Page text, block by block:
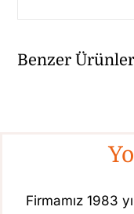
Benzer Ürünler
Firmamız 1983